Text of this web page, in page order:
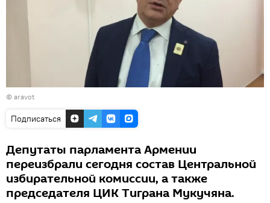
© aravot
Подписаться
Депутаты парламента Армении
переизбрали сегодня состав Центральной
избирательной комиссии, а также
председателя ЦИК Тиграна Мукучяна.